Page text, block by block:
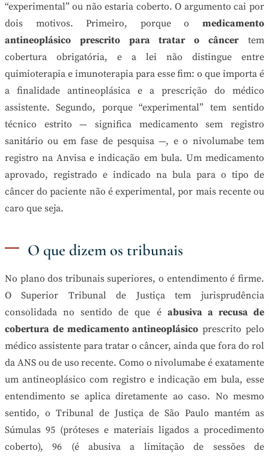
“experimental” ou não estaria coberto. O argumento cai por
dois motivos. Primeiro, porque o medicamento
antineoplásico prescrito para tratar o câncertem
cobertura obrigatória, e a lei não distingue entre
quimioterapia e imunoterapia para esse fim: o que importa é
a finalidade antineoplásica e a prescrição do médico
assistente. Segundo, porque “experimental” tem sentido
técnico estrito — significa medicamento sem registro
sanitário ou em fase de pesquisa —, e o nivolumabe tem
registro na Anvisa e indicação em bula. Um medicamento
aprovado, registrado e indicado na bula para o tipo de
câncer do paciente não é experimental, por mais recente ou
caro que seja.
O que dizem os tribunais
No plano dos tribunais superiores, o entendimento é firme.
O Superior Tribunal de Justiça tem jurisprudência
consolidada no sentido de que é abusiva a recusa de
cobertura de medicamento antineoplásico prescrito pelo
médico assistente para tratar o câncer, ainda que fora do rol
da ANS ou de uso recente. Como o nivolumabe é exatamente
um antineoplásico com registro e indicação em bula, esse
entendimento se aplica diretamente ao caso. No mesmo
sentido, o Tribunal de Justiça de São Paulo mantém as
Súmulas 95 (próteses e materiais ligados a procedimento
coberto), 96 (é abusiva a limitação de sessões de